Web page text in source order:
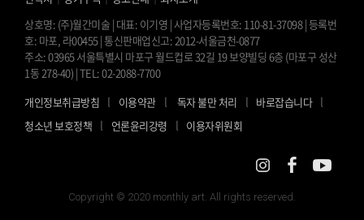
상호명: (주)월간미술 | 대표: 이기영 | 사업자등록번호: 110-81-37098 | 등록번
호: 마포, 라00455 | 통신판매업신고: 2012-서울금천-0877
주소: 03965 서울특별시 마포구 월드컵로 32길 19 보양빌딩 6층 (마포구 성산
1동 278-40) | TEL: 02-2088-7700
개인정보취급방침 l 이용약관 l 독자 불만 처리 l 바로잡습니다 l
청소년 보호정책 l 언론윤리강령 l 이용자위원회
Copyright © 2020 monthly art. All rights reserved.